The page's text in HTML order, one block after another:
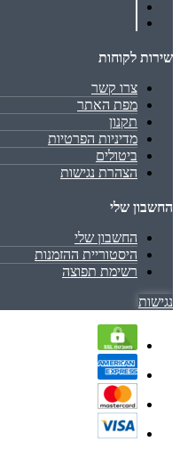
שירות לקוחות
צרו קשר
מפת האתר
תקנון
מדיניות הפרטיות
ביטולים
הצהרת נגישות
החשבון שלי
החשבון שלי
היסטוריית ההזמנות
רשימת תפוצה
נגישות